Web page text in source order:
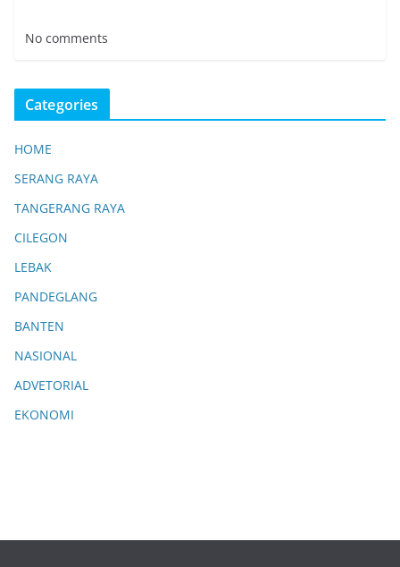
No comments
Categories
HOME
SERANG RAYA
TANGERANG RAYA
CILEGON
LEBAK
PANDEGLANG
BANTEN
NASIONAL
ADVETORIAL
EKONOMI